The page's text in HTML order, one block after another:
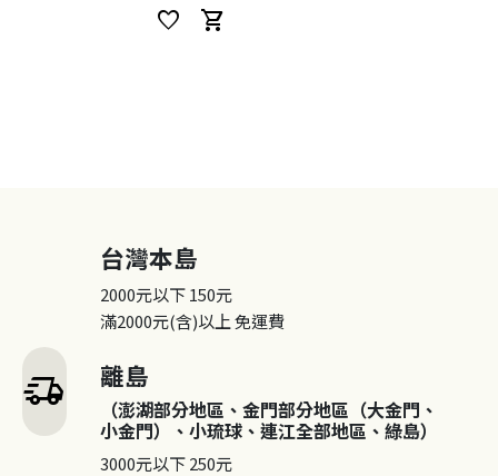
favorite shopping_cart
delivery_truck_speed
台灣本島
2000元以下150元
滿2000元(含)以上免運費
離島
（澎湖部分地區、金門部分地區（大金門、
小金門）、小琉球、連江全部地區、綠島）
3000元以下250元